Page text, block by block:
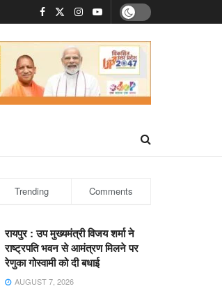
Trending Comments
रायपुर : उप मुख्यमंत्री विजय शर्मा ने
राष्ट्रपति भवन से आमंत्रण मिलने पर
रेणुका गोस्वामी को दी बधाई
AUGUST 7, 2026